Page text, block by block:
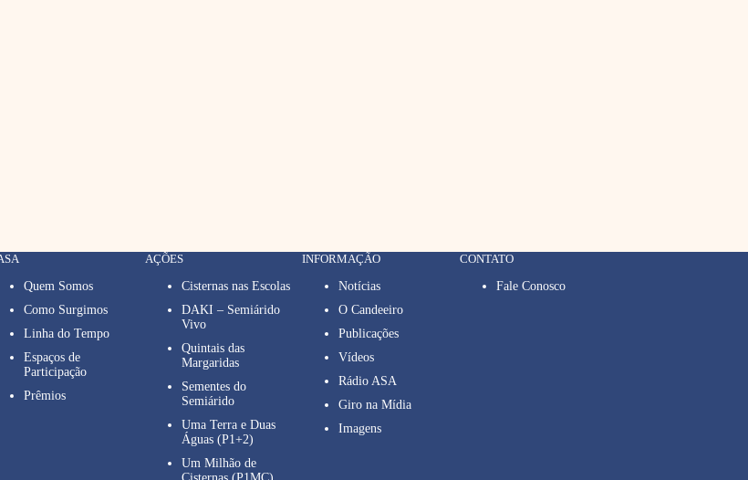
Quem Somos
Como Surgimos
Linha do Tempo
Espaços de
Participação
Prêmios
AÇÕES
Cisternas nas Escolas
DAKI – Semiárido
Vivo
Quintais das
Margaridas
Sementes do
Semiárido
Uma Terra e Duas
Águas (P1+2)
Um Milhão de
INFORMAÇÃO
Notícias
O Candeeiro
Publicações
Vídeos
Rádio ASA
Giro na Mídia
Imagens
CONTATO
Fale Conosco